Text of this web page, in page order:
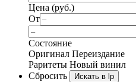
Цена (руб.)
От
Состояние
Оригинал Переиздание
Раритеты Новый винил
Сбросить
Искать в lp